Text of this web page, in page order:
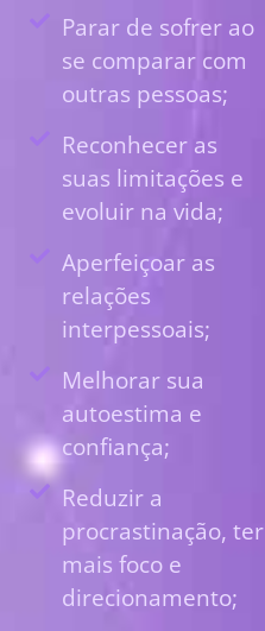
Parar de sofrer ao
se comparar com
outras pessoas;
Reconhecer as
suas limitações e
evoluir na vida;
Aperfeiçoar as
relações
interpessoais;
Melhorar sua
autoestima e
confiança;
Reduzir a
procrastinação, ter
mais foco e
direcionamento;